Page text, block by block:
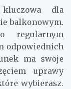
dla
balkonowym.
regularnym
odpowiednich
ma swoje
uprawy
wybierasz.